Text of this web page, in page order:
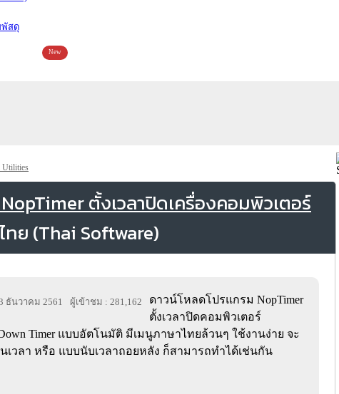
พัสดุ
New
Utilities
ตั้งเวลาปิดเครื่องคอมพิวเตอร์
ธันวาคม 2561 ผู้เข้าชม : 281,162
ดาวน์โหลดโปรแกรม NopTimer
ตั้งเวลาปิดคอมพิวเตอร์
Timer แบบอัตโนมัติ มีเมนูภาษาไทยล้วนๆ ใช้งานง่าย จะ
นเวลา หรือ แบบนับเวลาถอยหลัง ก็สามารถทำได้เช่นกัน